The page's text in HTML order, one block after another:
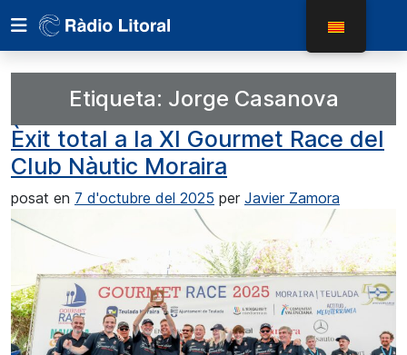
Etiqueta: Jorge Casanova
Èxit total a la XI Gourmet Race del
Club Nàutic Moraira
posat en 7 d'octubre del 2025 per Javier Zamora